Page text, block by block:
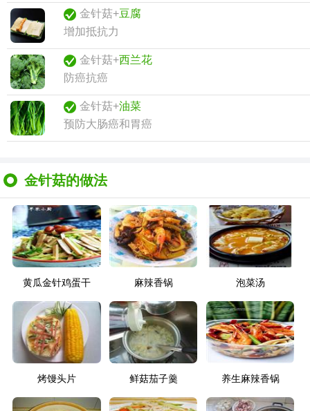
金针菇+豆腐
增加抵抗力
金针菇+西兰花
防癌抗癌
金针菇+油菜
预防大肠癌和胃癌
金针菇的做法
黄瓜金针鸡蛋干 麻辣香锅 泡菜汤
烤馒头片 鲜菇茄子羹 养生麻辣香锅